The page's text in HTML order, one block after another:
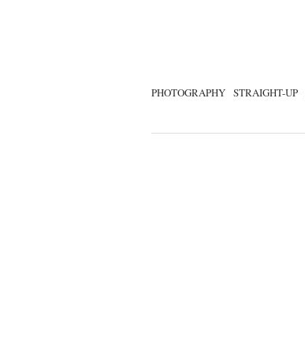
PHOTOGRAPHY STRAIGHT-UP